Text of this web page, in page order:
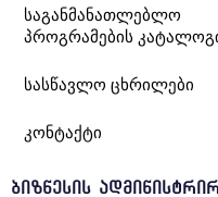
საგანმანათლებლო
პროგრამების
სასწავლო ცხრილები
კონტაქტი
ბიზნესის